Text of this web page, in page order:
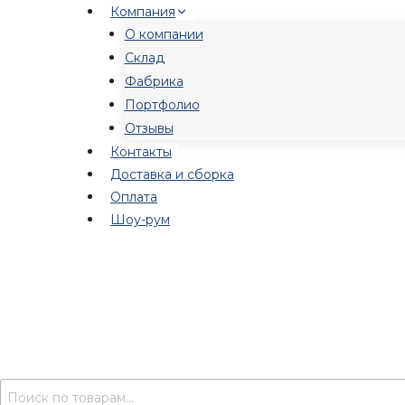
Компания
О компании
Склад
Фабрика
Портфолио
Отзывы
Контакты
Доставка и сборка
Оплата
Шоу-рум
Искать: